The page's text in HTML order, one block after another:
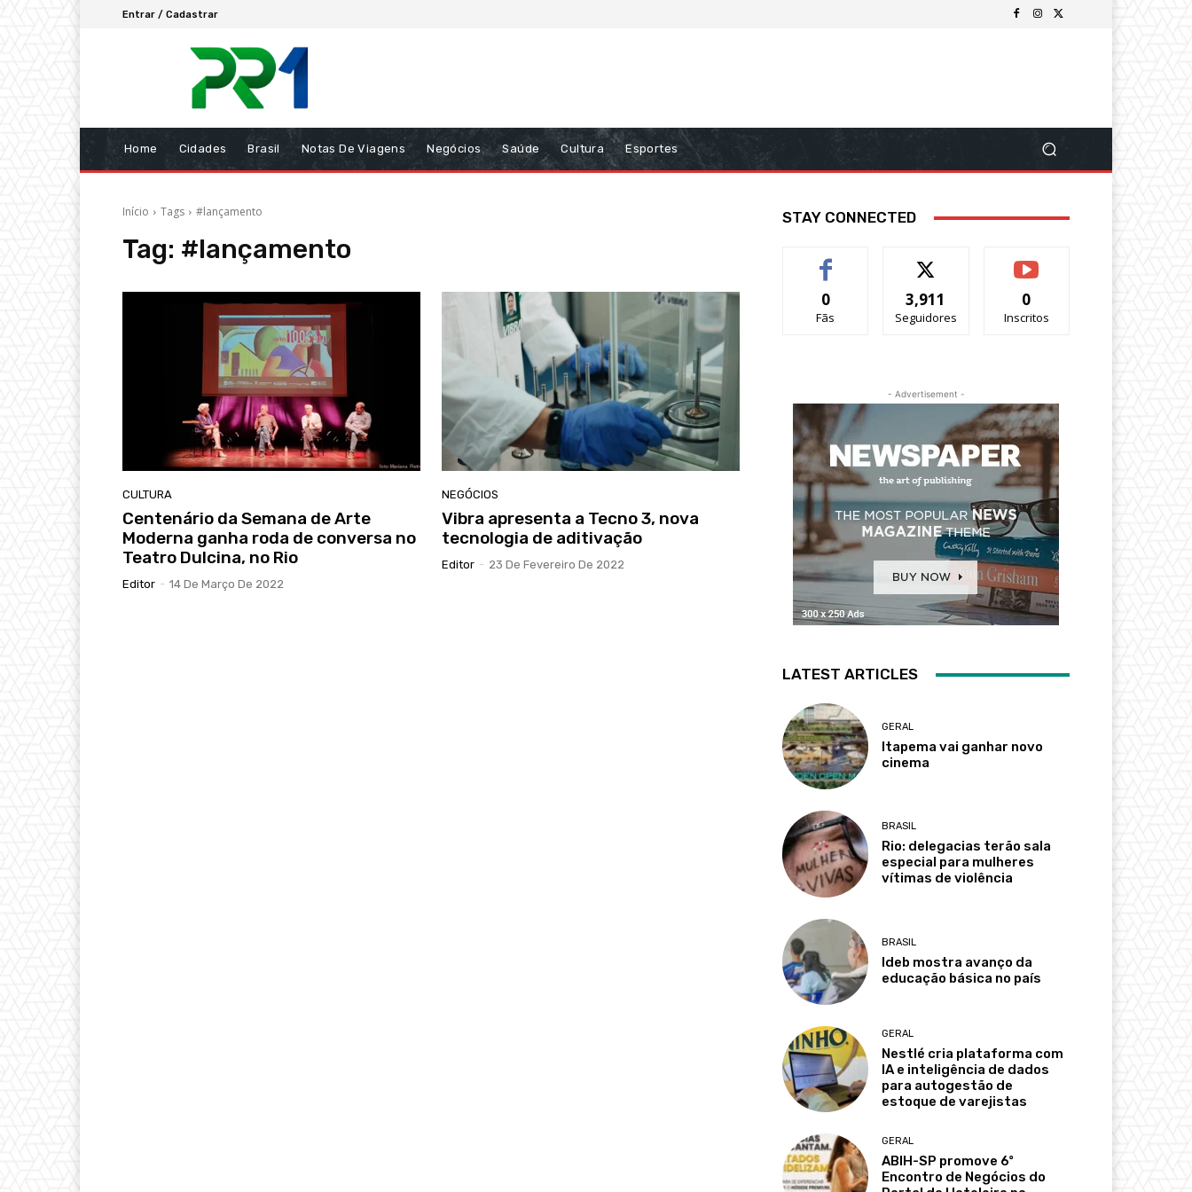
Entrar / Cadastrar
Home Cidades Brasil Notas De Viagens Negócios Saúde Cultura Esportes
Início Tags #lançamento
Tag: #lançamento
CULTURA
Centenário da Semana de Arte
Moderna ganha roda de conversa no
Teatro Dulcina, no Rio
Editor - 14 De Março De 2022
NEGÓCIOS
Vibra apresenta a Tecno 3, nova
tecnologia de aditivação
Editor - 23 De Fevereiro De 2022
STAY CONNECTED
0
Fãs
3,911
Seguidores
0
Inscritos
- Advertisement -
LATEST ARTICLES
GERAL
Itapema vai ganhar novo
cinema
BRASIL
Rio: delegacias terão sala
especial para mulheres
vítimas de violência
BRASIL
Ideb mostra avanço da
educação básica no país
GERAL
Nestlé cria plataforma com
IA e inteligência de dados
para autogestão de
estoque de varejistas
GERAL
ABIH-SP promove 6º
Encontro de Negócios do